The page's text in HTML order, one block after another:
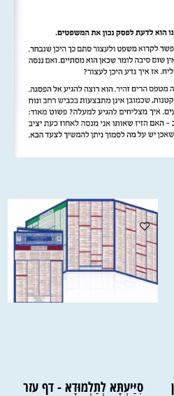
סִיַּיעְתָּא לְתַלְמוּדָא - דף עזר